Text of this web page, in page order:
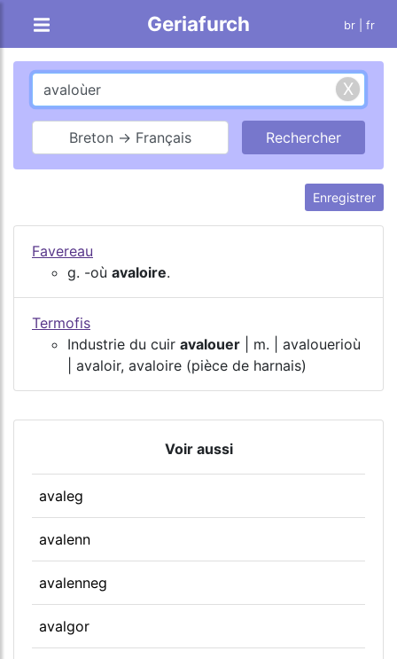
Geriafurch br | fr
Breton → Français
Enregistrer
Favereau
g. -où avaloire.
Termofis
Industrie du cuir avalouer | m. | avalouerioù
| avaloir, avaloire (pièce de harnais)
Voir aussi
avaleg
avalenn
avalenneg
avalgor